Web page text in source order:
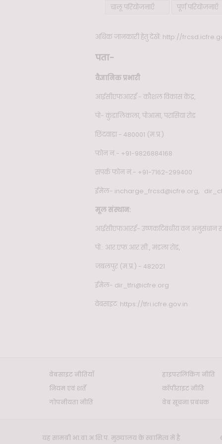
चालू परियोजनाएँ पूर्ण परियोजनाएँ
अधिक जानकारी हेतु देखें: http://
पता-
वैज्ञानिक प्रभारी
आईसीएफआरई - कौशल विकास केंद्र,
पो- कुंडालिकला, पोआमा, परासिया रोड
छिंदवाड़ा - 480001 (म.प्र.)
फोन नं.- +91-9826884168
संपर्क फोन नं.- +91-7162-299400
ईमेल- incharge_frcsd@icfre.org,
मूल संस्थान:
आईसीएफआरई- उष्णकटिबंधीय वन अनुसंधान
पो.: आर.एफ.आर.सी., मंडला रोड,
जबलपुर (म.प्र.) - 482021
ईमेल- dir_tfri@icfre.org
वेबसाइट: https://tfri.icfre.gov.in
वेबसाइट नीतियाँ
नियम एवं शर्तें
गोपनीयता नीति
हाइपरलिंकिंग नीति
कॉपीराइट नीति
वेब सूचना प्रबंधक
यह सामग्री भा.वा.अ.शि.प. मुख्यालय के स्वामित्व में है